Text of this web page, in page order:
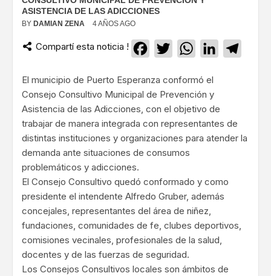
ASISTENCIA DE LAS ADICCIONES
BY DAMIAN ZENA 4 AÑOS AGO
Compartí esta noticia ! Facebook
TwitterWhatsApp
LinkedIn
El municipio de Puerto Esperanza conformó el
Consejo Consultivo Municipal de Prevención y
Asistencia de las Adicciones, con el objetivo de
trabajar de manera integrada con representantes de
distintas instituciones y organizaciones para atender la
demanda ante situaciones de consumos
problemáticos y adicciones.
El Consejo Consultivo quedó conformado y como
presidente el intendente Alfredo Gruber, además
concejales, representantes del área de niñez,
fundaciones, comunidades de fe, clubes deportivos,
comisiones vecinales, profesionales de la salud,
docentes y de las fuerzas de seguridad.
Los Consejos Consultivos locales son ámbitos de